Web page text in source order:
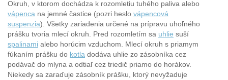
Okruh, v ktorom dochádza k rozomletiu tuhého paliva alebo
vápenca na jemné častice (pozri heslo vápencová
suspenzia). Všetky zariadenia určené na prípravu uhoľného
prášku tvoria mlecí okruh. Pred rozomletím sa uhlie suší
spalinami alebo horúcim vzduchom. Mlecí okruh s priamym
fúkaním prášku do kotla dodáva uhlie zo zásobníka cez
podávač do mlyna a odtiaľ cez triedič priamo do horákov.
Niekedy sa zaraďuje zásobník prášku, ktorý nevyžaduje